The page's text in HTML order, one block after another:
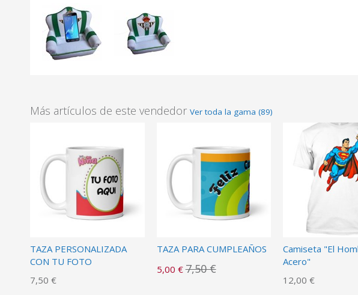
Más artículos de este vendedor Ver toda la gama (89)
TAZA PERSONALIZADA
CON TU FOTO
7,50 €
TAZA PARA CUMPLEAÑOS
5,00 € 7,50 €
Camiseta "El
Acero"
12,00 €